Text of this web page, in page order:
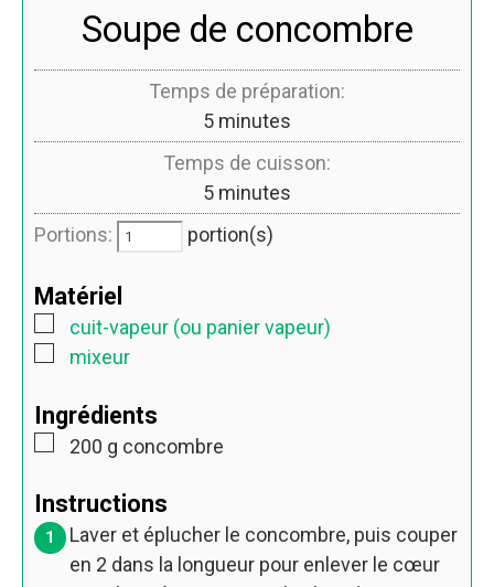
Soupe de concombre
Temps de préparation:
5 minutes
Temps de cuisson:
5 minutes
Portions:
portion(s)
Matériel
cuit-vapeur (ou panier vapeur)
mixeur
Ingrédients
200 g concombre
Instructions
Laver et éplucher le concombre, puis couper
en 2 dans la longueur pour enlever le cœur